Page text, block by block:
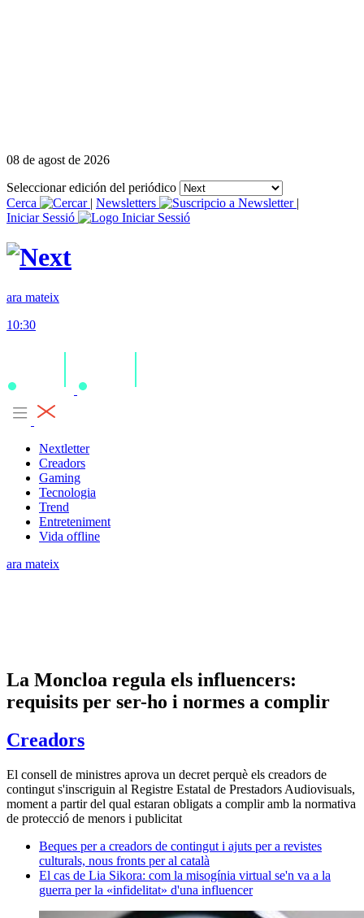
08 de agost de 2026
Seleccionar edición del periódico
Cerca
| Newsletters
|
Iniciar Sessió
ara mateix
10:30
Nextletter
Creadors
Gaming
Tecnologia
Trend
Entreteniment
Vida offline
ara mateix
La Moncloa regula els influencers:
requisits per ser-ho i normes a complir
Creadors
El consell de ministres aprova un decret perquè els creadors de
contingut s'inscriguin al Registre Estatal de Prestadors Audiovisuals,
moment a partir del qual estaran obligats a complir amb la normativa
de protecció de menors i publicitat
Beques per a creadors de contingut i ajuts per a revistes
culturals, nous fronts per al català
El cas de Lia Sikora: com la misogínia virtual se'n va a la
guerra per la «infidelitat» d'una influencer